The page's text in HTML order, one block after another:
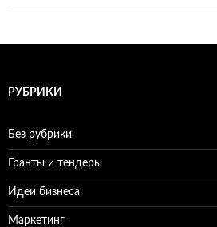
РУБРИКИ
Без рубрики
Гранты и тендеры
Идеи бизнеса
Маркетинг